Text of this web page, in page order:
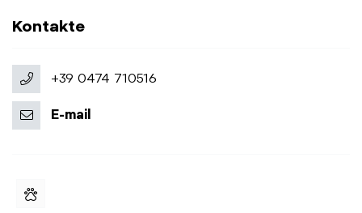
Kontakte
+39 0474 710516
E-mail